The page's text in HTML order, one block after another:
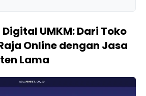
UMKM: Dari Toko
Online dengan Jasa
Lama